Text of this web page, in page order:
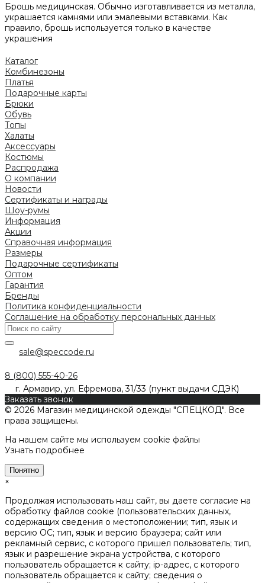
Брошь медицинская. Обычно изготавливается из металла,
украшается камнями или эмалевыми вставками. Как
правило, брошь используется только в качестве
украшения
Каталог
Комбинезоны
Платья
Подарочные карты
Брюки
Обувь
Топы
Халаты
Аксессуары
Костюмы
Распродажа
О компании
Новости
Сертификаты и награды
Шоу-румы
Информация
Акции
Справочная информация
Размеры
Подарочные сертификаты
Оптом
Гарантия
Бренды
Политика конфиденциальности
Соглашение на обработку персональных данных
sale@speccode.ru
8 (800) 555-40-26
г. Армавир, ул. Ефремова, 31/33 (пункт выдачи СДЭК)
Заказать звонок
© 2026 Магазин медицинской одежды "СПЕЦКОД". Все
права защищены.
На нашем сайте мы используем cookie файлы
Узнать подробнее
Понятно
×
Продолжая использовать наш сайт, вы даете согласие на
обработку файлов cookie (пользовательских данных,
содержащих сведения о местоположении; тип, язык и
версию ОС; тип, язык и версию браузера; сайт или
рекламный сервис, с которого пришел пользователь; тип,
язык и разрешение экрана устройства, с которого
пользователь обращается к сайту; ip-адрес, с которого
пользователь обращается к сайту; сведения о